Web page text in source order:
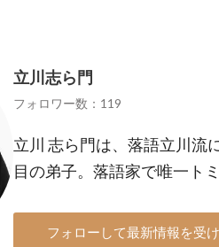
立川志ら門
フォロワー数：119
立川 志ら門は、落語立川流
目の弟子。落語家で唯一ト
フォローして最新情報を受